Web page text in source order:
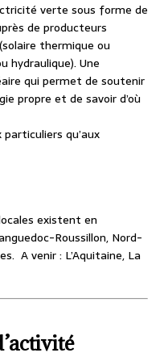
verte sous forme de
de producteurs
thermique ou
hydraulique). Une
qui permet de soutenir
propre et de savoir d’où
particuliers qu’aux
existent en
Roussillon, Nord-
A venir : L’Aquitaine, La